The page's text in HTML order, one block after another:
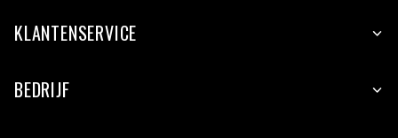
KLANTENSERVICE
BEDRIJF